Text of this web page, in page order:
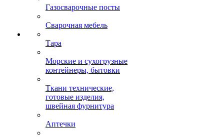
Газосварочные посты
Сварочная мебель
Тара
Морские и сухогрузные
контейнеры, бытовки
Ткани технические,
готовые изделия,
швейная фурнитура
Аптечки